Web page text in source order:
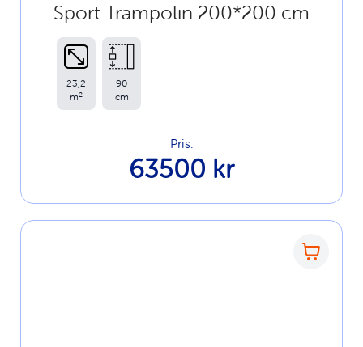
Sport Trampolin 200*200 cm
23,2
m2
90
cm
Pris:
63500 kr